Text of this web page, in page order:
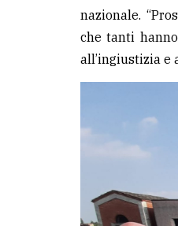
nazionale.
che tanti
all’ingiustizia e